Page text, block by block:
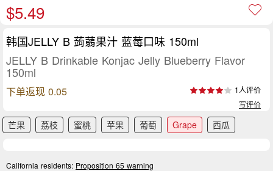
$5.49
韩国JELLY B 蒟蒻果汁 蓝莓口味 150ml
JELLY B Drinkable Konjac Jelly Blueberry Flavor
150ml
下单返现 0.05
1人评价
写评价
芒果 荔枝 蜜桃 苹果 葡萄 Grape 西瓜
California residents: Proposition 65 warning